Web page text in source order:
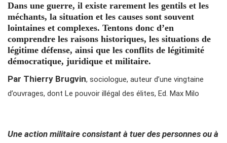
Dans une guerre, il existe rarement les gentils et les
méchants, la situation et les causes sont souvent
lointaines et complexes. Tentons donc d’en
comprendre les raisons historiques, les situations de
légitime défense, ainsi que les conflits de légitimité
démocratique, juridique et militaire.
Par Thierry Brugvin, sociologue, auteur d’une vingtaine
d’ouvrages, dont Le pouvoir illégal des élites, Ed. Max Milo
Une action militaire consistant à tuer des personnes ou à